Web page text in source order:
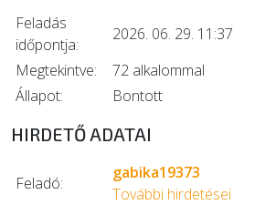
Feladás
időpontja:
2026. 06. 29. 11:37
Megtekintve:
72 alkalommal
Állapot:
Bontott
HIRDETŐ ADATAI
Feladó:
gabika19373
További hirdetései